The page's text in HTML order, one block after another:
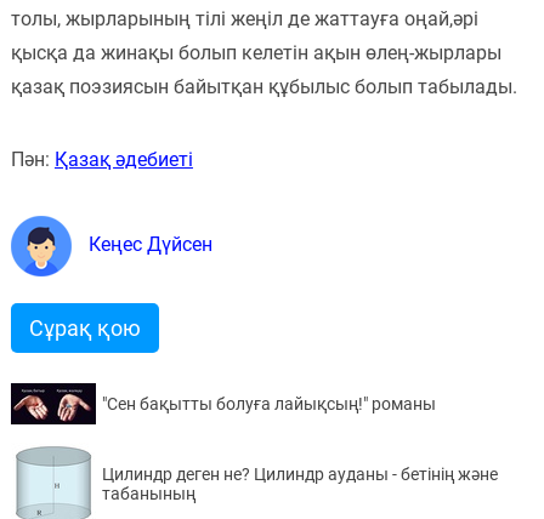
толы, жырларының тілі жеңіл де жаттауға оңай,әрі
қысқа да жинақы болып келетін ақын өлең-жырлары
қазақ поэзиясын байытқан құбылыс болып табылады.
Пән: Қазақ әдебиеті
Кеңес Дүйсен
Сұрақ қою
"Сен бақытты болуға лайықсың!" романы
Цилиндр деген не? Цилиндр ауданы - бетінің және
табанының